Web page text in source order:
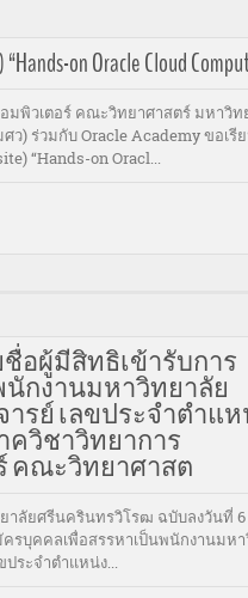
on Oracle Cloud
มพิวเตอร์ คณะวิทยาศาสตร์ มหาวิท
) ร่วมกับ Oracle Academy ขอเรี
“Hands-on Oracl...
อผู้มีสิทธิเข้ารับการ
นักงานมหาวิทยาลัย
รย์ เลขประจำตำแหน่
าควิชาวิทยาการ
คณะวิทยาศาสต
าลัยศรีนครินทรวิโรฒ ฉบับลงวันที่
ครบุคคลเพื่อสรรหาเป็นพนักงานมห
ประจำตำแหน่ง...